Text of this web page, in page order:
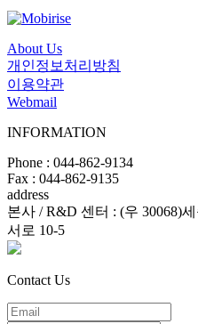
About Us
개인정보처리방침
이용약관
Webmail
INFORMATION
Phone : 044-862-9134
Fax : 044-862-9135
address
본사 / R&D 센터 : (우 30068)
서로 10-5
Contact Us